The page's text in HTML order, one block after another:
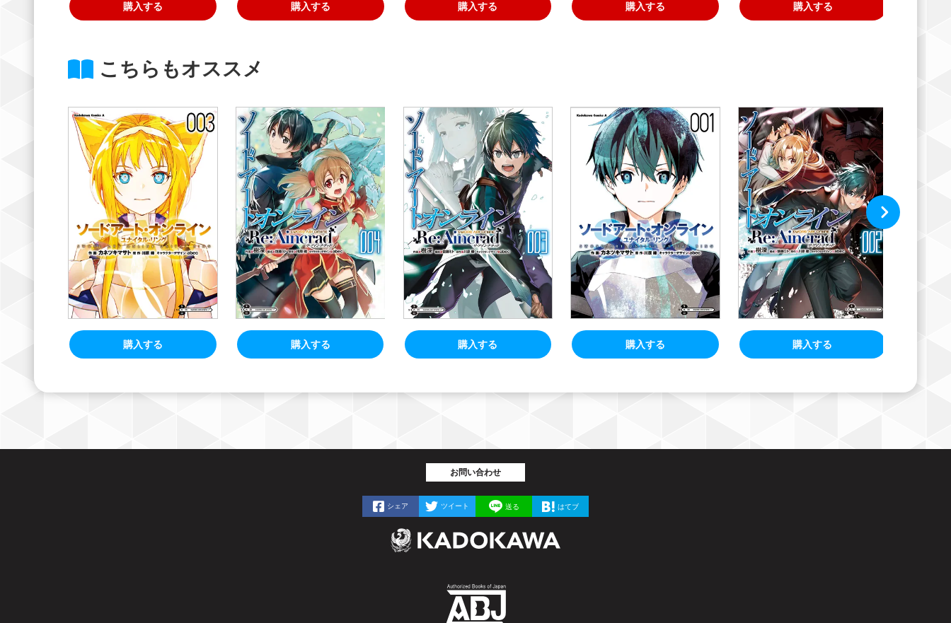
購入する 購入する 購入する 購入する 購入する
こちらもオススメ
購入する 購入する 購入する 購入する 購入する
お問い合わせ
シェア ツイート 送る はてブ